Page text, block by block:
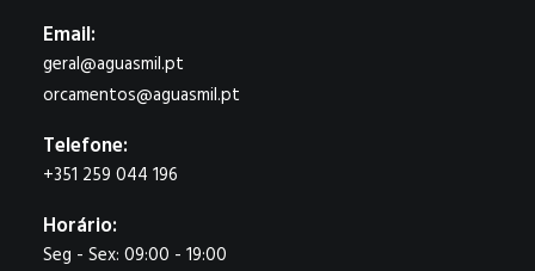
Email:
geral@aguasmil.pt
orcamentos@aguasmil.pt
Telefone:
+351 259 044 196
Horário:
Seg - Sex: 09:00 - 19:00